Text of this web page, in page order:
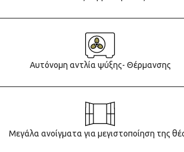
Αυτόνομη αντλία ψύξης- Θέρμανσης
Μεγάλα ανοίγματα για μεγιστοποίηση της